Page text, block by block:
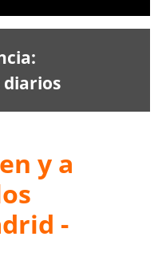
diarios
y a
-